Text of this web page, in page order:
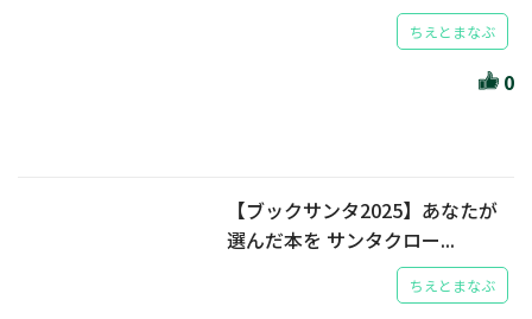
ちえとまなぶ
0
【ブックサンタ2025】あなたが
選んだ本を サンタクロー...
ちえとまなぶ